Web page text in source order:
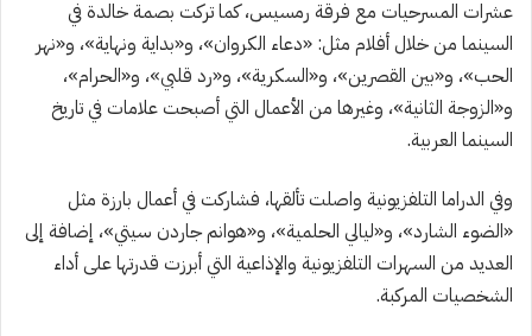
عشرات المسرحيات مع فرقة رمسيس، كما تركت بصمة خالدة في
السينما من خلال أفلام مثل: «دعاء الكروان»، و«بداية ونهاية»، و«نهر
الحب»، و«بين القصرين»، و«السكرية»، و«رد قلبي»، و«الحرام»،
و«الزوجة الثانية»، وغيرها من الأعمال التي أصبحت علامات في تاريخ
السينما العربية.
وفي الدراما التلفزيونية واصلت تألقها، فشاركت في أعمال بارزة مثل
«الضوء الشارد»، و«ليالي الحلمية»، و«هوانم جاردن سيتي»، إضافة إلى
العديد من السهرات التلفزيونية والإذاعية التي أبرزت قدرتها على أداء
الشخصيات المركبة.